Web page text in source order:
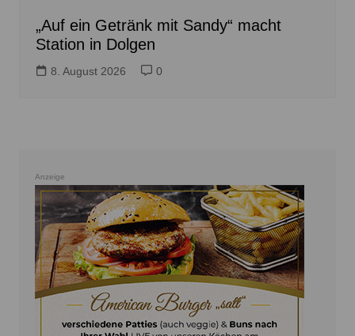
„Auf ein Getränk mit Sandy“ macht
Station in Dolgen
8. August 2026 0
Anzeige